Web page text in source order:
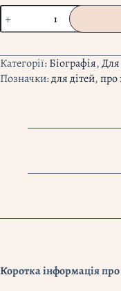
"Неймовірні
жінки
жінок
з
усього
кількість
Категорії:Біографія,Для
Позначки:для дітей,про
Коротка інформація